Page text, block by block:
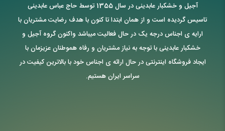
آجیل و خشکبار عابدینی در سال 1355 توسط حاج عباس عابدینی
تاسیس گردیده است و از همان ابتدا تا کنون با هدف رضایت مشتریان با
ارایه ی اجناس درجه یک در حال فعالیت میباشد واکنون گروه آجیل و
خشکبار عابدینی با توجه به نیاز مشتریان و رفاه هموطنان عزیزمان با
ایجاد فروشگاه اینترنتی در حال ارائه ی اجناس خود با بالاترین کیفیت در
سراسر ایران هستیم.